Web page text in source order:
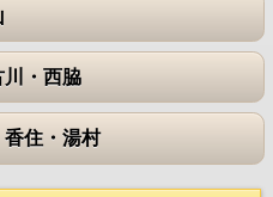
川・西脇
住・湯村